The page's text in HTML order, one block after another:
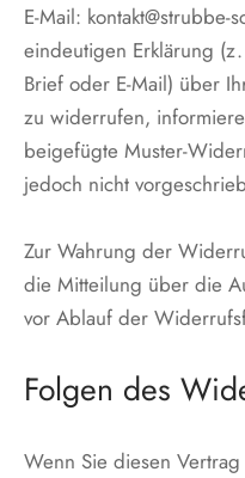
E-Mail:
eindeutigen Erklärung
Brief oder E-Mail) über
zu widerrufen,
beigefügte Muster-
jedoch nicht
Zur Wahrung der
die Mitteilung über die
vor Ablauf der
Folgen des
Wenn Sie diesen